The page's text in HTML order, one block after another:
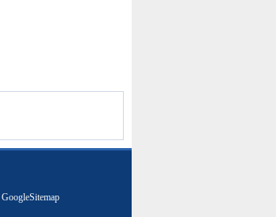
GoogleSitemap